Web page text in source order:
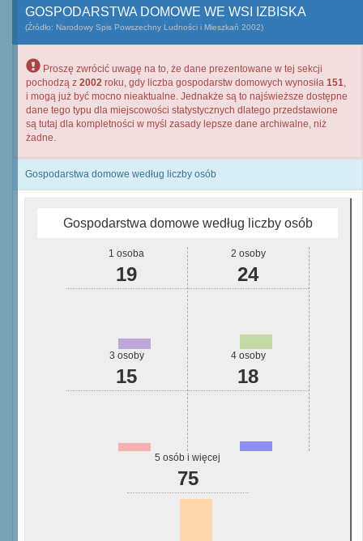
GOSPODARSTWA DOMOWE WE WSI IZBISKA
(Źródło: Narodowy Spis Powszechny Ludności i Mieszkań 2002)
Proszę zwrócić uwagę na to, że dane prezentowane w tej sekcji
pochodzą z 2002 roku, gdy liczba gospodarstw domowych wynosiła 151,
i mogą już być mocno nieaktualne. Jednakże są to najświeższe dostępne
dane tego typu dla miejscowości statystycznych dlatego przedstawione
są tutaj dla kompletności w myśl zasady lepsze dane archiwalne, niż
żadne.
Gospodarstwa domowe według liczby osób
Gospodarstwa domowe według liczby osób
1 osoba
19
2 osoby
24
3 osoby
15
4 osoby
18
5 osób i więcej
75